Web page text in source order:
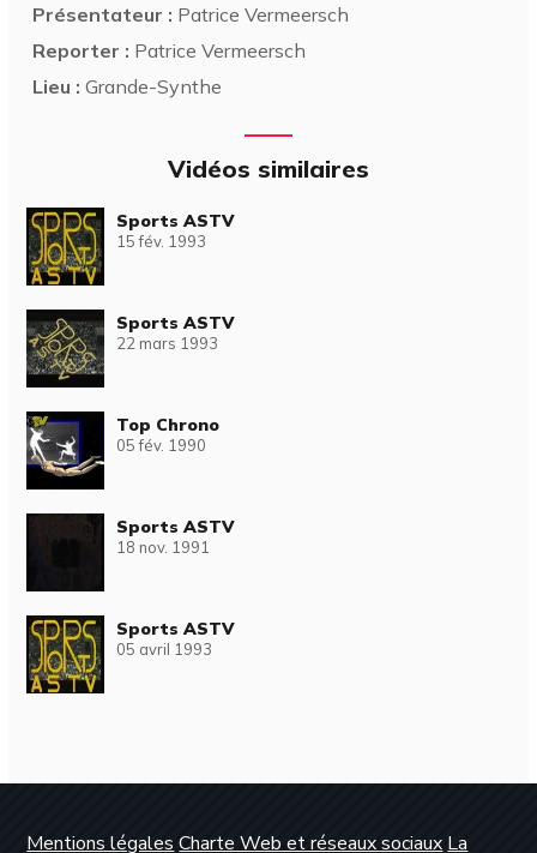
Présentateur : Patrice Vermeersch
Reporter : Patrice Vermeersch
Lieu : Grande-Synthe
Vidéos similaires
Sports ASTV
15 fév. 1993
Sports ASTV
22 mars 1993
Top Chrono
05 fév. 1990
Sports ASTV
18 nov. 1991
Sports ASTV
05 avril 1993
Mentions légales Charte Web et réseaux sociaux La